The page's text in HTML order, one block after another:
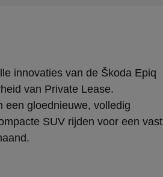
innovaties van de Škoda Epiq
van Private Lease.
een gloednieuwe, volledig
SUV rijden voor een vast